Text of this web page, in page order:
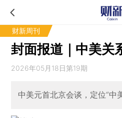
财新周刊
封面报道｜中美关
2026年05月18日第19期
中美元首北京会谈，定位“中